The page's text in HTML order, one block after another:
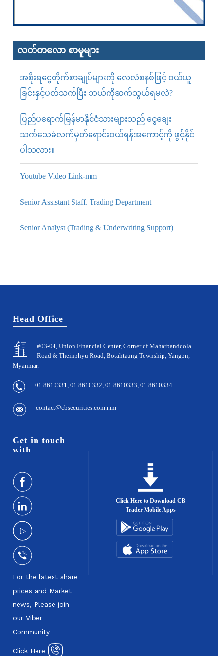
လတ်တ‌လော စာမူများ
အစိုးရငွေတိုက်စာချုပ်များကို လေလံစနစ်ဖြင့် ဝယ်ယူ
ခြင်းနှင့်ပတ်သက်ပြီး ဘယ်ကိုဆက်သွယ်ရမလဲ?
ပြည်ပရောက်မြန်မာနိုင်ငံသားများသည် ငွေချေး
သက်သေခံလက်မှတ်ရောင်းဝယ်ရန်အကောင့်ကို ဖွင့်နိုင်
ပါသလား။
Youtube Video Link-mm
Senior Assistant Staff, Trading Department
Senior Analyst (Trading & Underwriting Support)
Head Office
#03-04, Union Financial Center, Corner of Maharbandoola
Road & Theinphyu Road, Botahtaung Township, Yangon,
Myanmar.
01 8610331, 01 8610332, 01 8610333, 01 8610334
contact@cbsecurities.com.mm
Get in touch
with
For the latest share
prices and Market
news, Please join
our Viber
Community
Click Here
Click Here to Download CB
Trader Mobile Apps